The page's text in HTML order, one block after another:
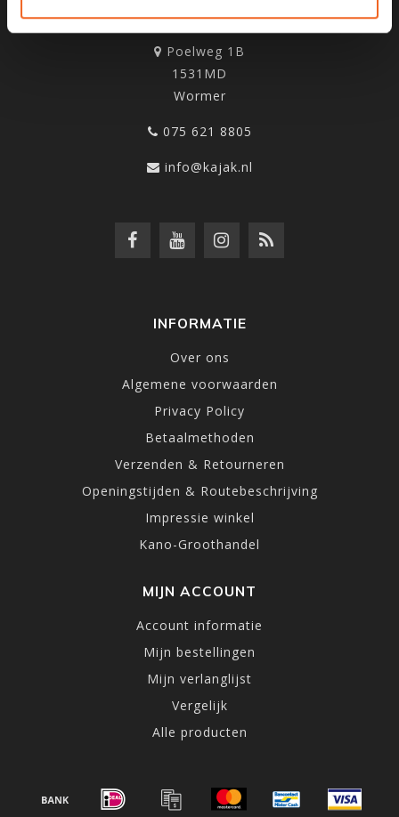
KANOCENTRUM ARJAN BLOEM
Poelweg 1B
1531MD
Wormer
075 621 8805
info@kajak.nl
INFORMATIE
Over ons
Algemene voorwaarden
Privacy Policy
Betaalmethoden
Verzenden & Retourneren
Openingstijden & Routebeschrijving
Impressie winkel
Kano-Groothandel
MIJN ACCOUNT
Account informatie
Mijn bestellingen
Mijn verlanglijst
Vergelijk
Alle producten